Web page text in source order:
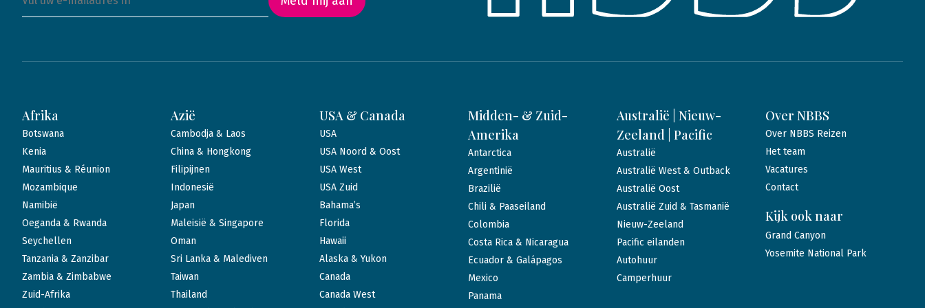
Afrika
Botswana
Kenia
Mauritius & Réunion
Mozambique
Namibië
Oeganda & Rwanda
Seychellen
Tanzania & Zanzibar
Zambia & Zimbabwe
Zuid-Afrika
Azië
Cambodja & Laos
China & Hongkong
Filipijnen
Indonesië
Japan
Maleisië & Singapore
Oman
Sri Lanka & Malediven
Taiwan
Thailand
USA & Canada
USA
USA Noord & Oost
USA West
USA Zuid
Bahama’s
Florida
Hawaii
Alaska & Yukon
Canada
Canada West
Midden- & Zuid-
Amerika
Antarctica
Argentinië
Brazilië
Chili & Paaseiland
Colombia
Costa Rica & Nicaragua
Ecuador & Galápagos
Mexico
Panama
Australië | Nieuw-
Zeeland | Pacific
Australië
Australië West & Outback
Australië Oost
Australië Zuid & Tasmanië
Nieuw-Zeeland
Pacific eilanden
Autohuur
Camperhuur
Over NBBS
Over NBBS Reizen
Het team
Vacatures
Contact
Kijk ook naar
Grand Canyon
Yosemite National Park